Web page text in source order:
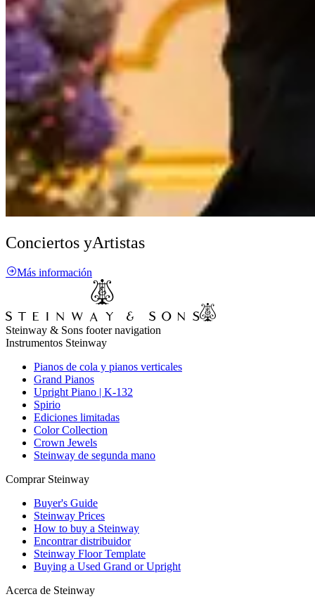
Conciertos yArtistas
Más información
Steinway & Sons footer navigation
Instrumentos Steinway
Pianos de cola y pianos verticales
Grand Pianos
Upright Piano | K-132
Spirio
Ediciones limitadas
Color Collection
Crown Jewels
Steinway de segunda mano
Comprar Steinway
Buyer's Guide
Steinway Prices
How to buy a Steinway
Encontrar distribuidor
Steinway Floor Template
Buying a Used Grand or Upright
Acerca de Steinway